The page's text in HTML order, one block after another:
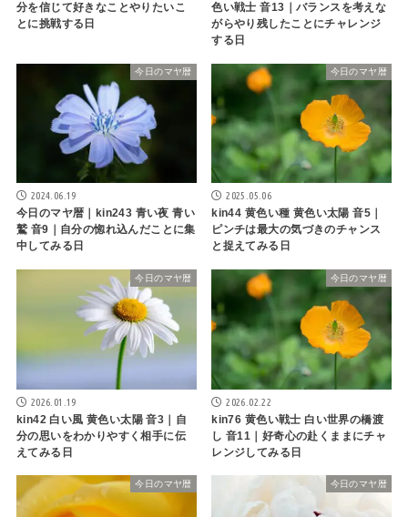
分を信じて好きなことやりたいこ
とに挑戦する日
色い戦士 音13｜バランスを考えな
がらやり残したことにチャレンジ
する日
今日のマヤ暦
2024.06.19
今日のマヤ暦｜kin243 青い夜 青い
鷲 音9｜自分の惚れ込んだことに集
中してみる日
今日のマヤ暦
2025.05.06
kin44 黄色い種 黄色い太陽 音5｜
ピンチは最大の気づきのチャンス
と捉えてみる日
今日のマヤ暦
2026.01.19
kin42 白い風 黄色い太陽 音3｜自
分の思いをわかりやすく相手に伝
えてみる日
今日のマヤ暦
2026.02.22
kin76 黄色い戦士 白い世界の橋渡
し 音11｜好奇心の赴くままにチャ
レンジしてみる日
今日のマヤ暦 今日のマヤ暦